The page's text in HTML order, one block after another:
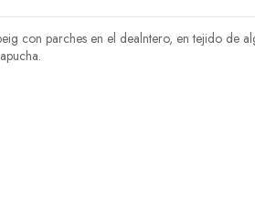
con parches en el dealntero, en tejido de